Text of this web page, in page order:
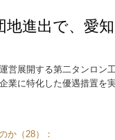
進出で、愛
営展開する第二タンロン
業に特化した優遇措置を
か（28）：